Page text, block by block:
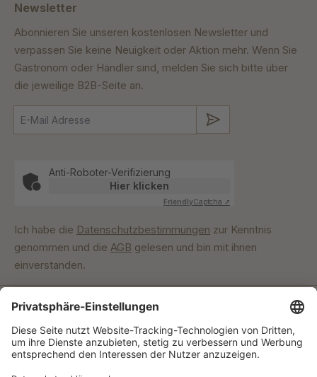
Newsletter
Abonnieren Sie unseren kostenlosen Newsletter und
verpassen Sie keine Neuigkeit oder Aktion mehr. Wenn Sie
Gastronom oder Händler sind, melden Sie sich bitte über
die jeweilige B2B-Seite an.
Anti-Roboter-Verifizierung
Hier klicken
FriendlyCaptcha ⇗
Ich habe die Datenschutzbestimmungen zur Kenntnis
genommen und die AGB gelesen und bin mit ihnen
einverstanden.